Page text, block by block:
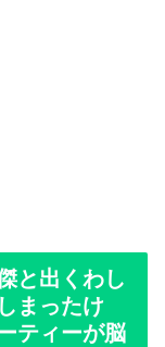
と出くわし
まったけ
ティーが脳